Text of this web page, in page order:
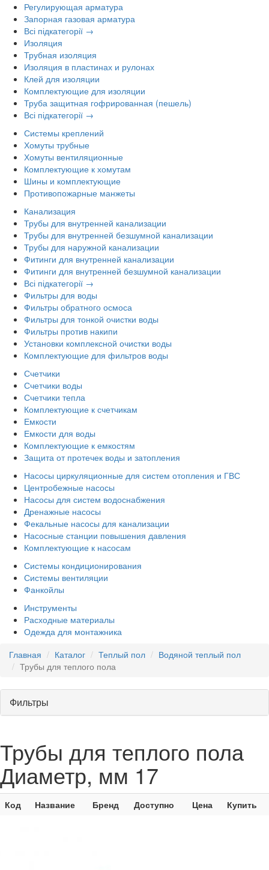
Регулирующая арматура
Запорная газовая арматура
Всі підкатегорії →
Изоляция
Трубная изоляция
Изоляция в пластинах и рулонах
Клей для изоляции
Комплектующие для изоляции
Труба защитная гофрированная (пешель)
Всі підкатегорії →
Системы креплений
Хомуты трубные
Хомуты вентиляционные
Комплектующие к хомутам
Шины и комплектующие
Противопожарные манжеты
Канализация
Трубы для внутренней канализации
Трубы для внутренней безшумной канализации
Трубы для наружной канализации
Фитинги для внутренней канализации
Фитинги для внутренней безшумной канализации
Всі підкатегорії →
Фильтры для воды
Фильтры обратного осмоса
Фильтры для тонкой очистки воды
Фильтры против накипи
Установки комплексной очистки воды
Комплектующие для фильтров воды
Счетчики
Счетчики воды
Счетчики тепла
Комплектующие к счетчикам
Емкости
Емкости для воды
Комплектующие к емкостям
Защита от протечек воды и затопления
Насосы циркуляционные для систем отопления и ГВС
Центробежные насосы
Насосы для систем водоснабжения
Дренажные насосы
Фекальные насосы для канализации
Насосные станции повышения давления
Комплектующие к насосам
Системы кондиционирования
Системы вентиляции
Фанкойлы
Инструменты
Расходные материалы
Одежда для монтажника
Главная
Каталог Теплый пол
Водяной теплый пол
Трубы для теплого пола
Фильтры
Трубы для теплого пола
Диаметр, мм 17
Код Название Бренд Доступно Цена Купить